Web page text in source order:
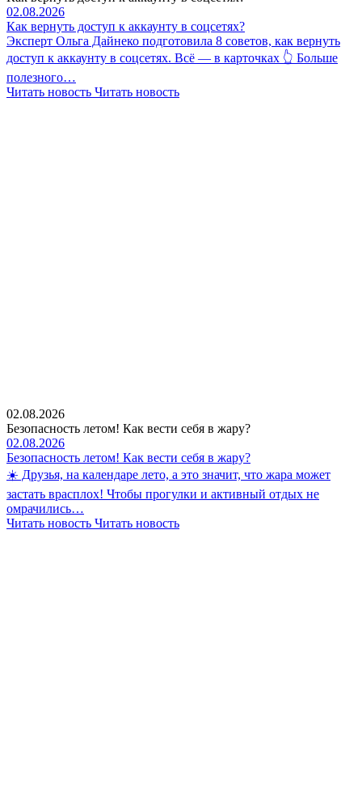
02.08.2026
Как вернуть доступ к аккаунту в соцсетях?
Эксперт Ольга Дайнеко подготовила 8 советов, как вернуть
доступ к аккаунту в соцсетях. Всё — в карточках 👆 Больше
полезного…
Читать новость Читать новость
02.08.2026
Безопасность летом! Как вести себя в жару?
02.08.2026
Безопасность летом! Как вести себя в жару?
☀️ Друзья, на календаре лето, а это значит, что жара может
застать врасплох! Чтобы прогулки и активный отдых не
омрачились…
Читать новость Читать новость